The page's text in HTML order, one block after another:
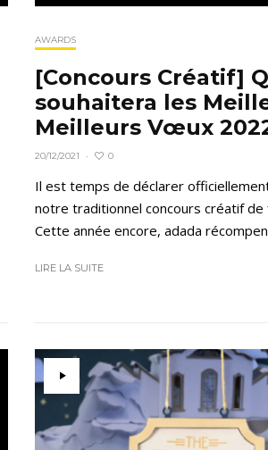
AWARDS
[Concours Créatif]
souhaitera les
Meilleurs Vœux
20/12/2021 · 0
Il est temps de déclarer
notre traditionnel concours créatif de
Cette année encore, adada
LIRE LA SUITE